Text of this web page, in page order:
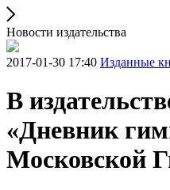
Новости издательства
2017-01-30 17:40 Изданные
В
«Дневник
Московской